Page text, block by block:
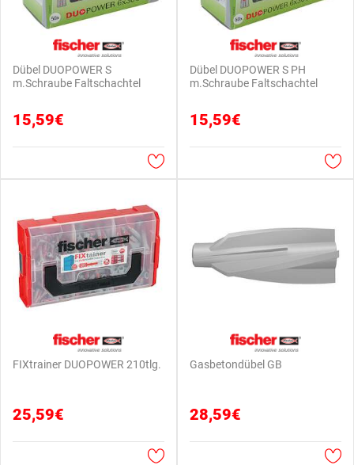
Dübel DUOPOWER S
m.Schraube Faltschachtel
15,59€
Dübel DUOPOWER S PH
m.Schraube Faltschachtel
15,59€
FIXtrainer DUOPOWER 210tlg.
25,59€
Gasbetondübel GB
28,59€